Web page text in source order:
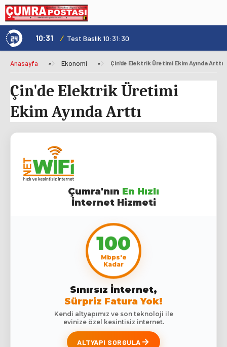
Genç Kültür Kart ile Konya'da Üniversite Yaşamı Daha Avantajlı 10:31 / Test Baslik 10:31:30
Anasayfa » Ekonomi » Çin'de Elektrik Üretimi Ekim Ayında Arttı
Çin'de Elektrik Üretimi
Ekim Ayında Arttı
Çumra'nın En Hızlı
İnternet Hizmeti
100
Mbps'e
Kadar
Sınırsız İnternet,
Sürpriz Fatura Yok!
Kendi altyapımız ve son teknoloji ile
evinize özel kesintisiz internet.
ALTYAPI SORGULA